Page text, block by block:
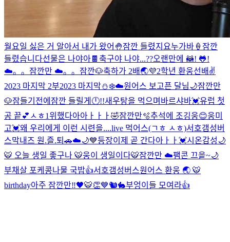
월요일 싫은 거 알아서 내가 왔어🤚잠깐 들렸지요누가바🍦 잠깐
들렸습니다선물은 나야아🍫 축구야 나야...??오랜만에 🦝! 🐸!
☁️。。 잠깐만 ☁️。。 잠깐🐶축하가 2배🌏💜2학년 환웅선배✌️
2023 마지막 2부2023 마지막⛄️❄️☁️원어스 보고픈 달님🌙잠깐만
🐶잠들기전에 잠깐 들릴게 🕛!!새우탕을 먹으며 바르샤바💓유럽 첫
공 끝💕 ㅅㅎ1위했다아아ㅏㅏㅏ🤣잠깐만🫧추석에 조깅웅😊웅미
고💓왜 우리에게 이런 시련을....live 먹어스(ㄱㅎ ㅅㅎ)서호갬성버
스막내즈 원.즐.퇴🚗☁️🌙💙등장이제 곧 간다아ㅏㅏ💓시온감성🌙
🐯 오늘 생일 좋구나 🐯웅이 생일이다🐯잠깐만 ☁️팸콘 끄읕~🌙
부채살 포케 콩나물 국밥👍서호갬성버스원어스 환웅 🌏 🐯
birthday아주 잠깐만‼️🖤🐯👏💙🐿🐇부엉이들 모여라👍